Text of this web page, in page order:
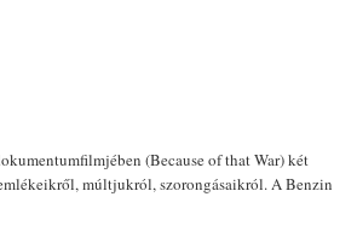
(Because of that War) két
múltjukról, szorongásaikról. A Benzin